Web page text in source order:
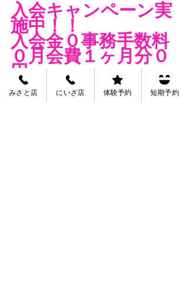
入会キャンペーン実
施中！！
入会金０事務手数料
０月会費１ヶ月分０
円
１２月２８日まで実
施中
みさと店 にいざ店 体験予約 短期予約